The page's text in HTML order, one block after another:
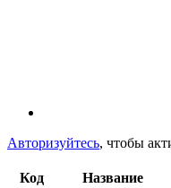
Авторизуйтесь, чтобы
Код Название